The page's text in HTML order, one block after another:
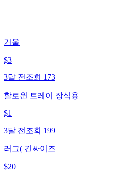
거울
$3
3달 전 조회 173
할로윈 트레이 장식용
$1
3달 전 조회 199
러그( 긴싸이즈
$20